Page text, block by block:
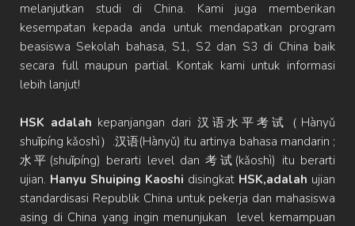
melanjutkan studi di China. Kami juga memberikan
kesempatan kepada anda untuk mendapatkan program
beasiswa Sekolah bahasa, S1, S2 dan S3 di China baik
secara full maupun partial. Kontak kami untuk informasi
lebih lanjut!
HSK adalah kepanjangan dari 汉语水平考试（Hànyǔ
shuǐpíng kǎoshì）.汉语(Hànyǔ) itu artinya bahasa mandarin ;
水平(shuǐpíng) berarti level dan 考试(kǎoshì) itu berarti
ujian. Hanyu Shuiping Kaoshi disingkat HSK,adalah ujian
standardisasi Republik China untuk pekerja dan mahasiswa
asing di China yang ingin menunjukan level kemampuan